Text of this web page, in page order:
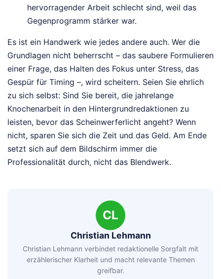
hervorragender Arbeit schlecht sind, weil das
Gegenprogramm stärker war.
Es ist ein Handwerk wie jedes andere auch. Wer die
Grundlagen nicht beherrscht – das saubere Formulieren
einer Frage, das Halten des Fokus unter Stress, das
Gespür für Timing –, wird scheitern. Seien Sie ehrlich
zu sich selbst: Sind Sie bereit, die jahrelange
Knochenarbeit in den Hintergrundredaktionen zu
leisten, bevor das Scheinwerferlicht angeht? Wenn
nicht, sparen Sie sich die Zeit und das Geld. Am Ende
setzt sich auf dem Bildschirm immer die
Professionalität durch, nicht das Blendwerk.
CL
Christian Lehmann
Christian Lehmann verbindet redaktionelle Sorgfalt mit
erzählerischer Klarheit und macht relevante Themen
greifbar.